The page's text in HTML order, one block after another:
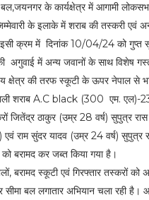
बल,जयनगर के कार्यक्षेत्र में आगामी
के इलाके में शराब की तस्करी एवं
क्रम में दिनांक 10/04/24 को गुप्त
अगुवाई में अन्य जवानों के साथ विशेष
की तरफ स्कूटी के ऊपर नेपाल से
शराब A.C black (300 एम. एल)-
जितेंद्र ठाकुर (उम्र 28 वर्ष) सुपुत्र रास
एवं राम सुंदर यादव (उम्र 24 वर्ष)
बरामद कर जब्त किया गया है।
बरामद स्कूटी एवं गिरफ्तार तस्करों को
बल लगातार अभियान चला रही है।